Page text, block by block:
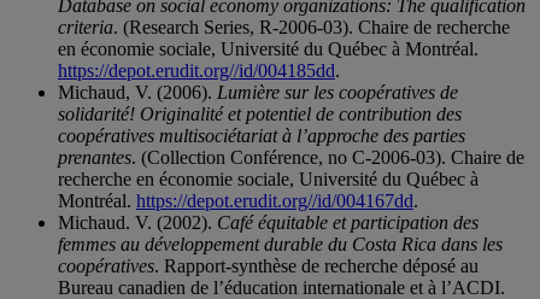
Database on social economy organizations: The qualification
criteria. (Research Series, R-2006-03). Chaire de recherche
en économie sociale, Université du Québec à Montréal.
https://depot.erudit.org//id/004185dd.
Michaud, V. (2006). Lumière sur les coopératives de
solidarité! Originalité et potentiel de contribution des
coopératives multisociétariat à l’approche des parties
prenantes. (Collection Conférence, no C-2006-03). Chaire de
recherche en économie sociale, Université du Québec à
Montréal. https://depot.erudit.org//id/004167dd.
Michaud. V. (2002). Café équitable et participation des
femmes au développement durable du Costa Rica dans les
coopératives. Rapport-synthèse de recherche déposé au
Bureau canadien de l’éducation internationale et à l’ACDI.